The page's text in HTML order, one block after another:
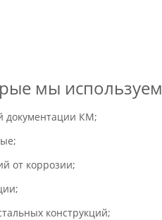
мы используем
документации КМ;
от коррозии;
конструкций;